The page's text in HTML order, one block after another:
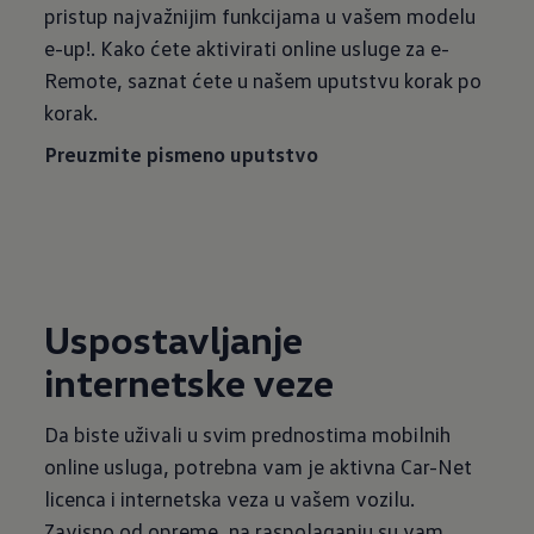
pristup najvažnijim funkcijama u vašem modelu
e-up!. Kako ćete aktivirati online usluge za e-
Remote, saznat ćete u našem uputstvu korak po
korak.
Preuzmite pismeno uputstvo
Uspostavljanje
internetske veze
Da biste uživali u svim prednostima mobilnih
online usluga, potrebna vam je aktivna Car-Net
licenca i internetska veza u vašem vozilu.